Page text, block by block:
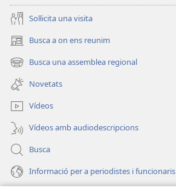
Soŀlicita una visita
Busca a on ens reunim
(obri
en
una
finestra
nova)
Busca una assemblea regional
(obri
en
una
finestra
nova)
Novetats
Vídeos
Vídeos amb audiodescripcions
Busca
Informació per a periodistes i funcionaris